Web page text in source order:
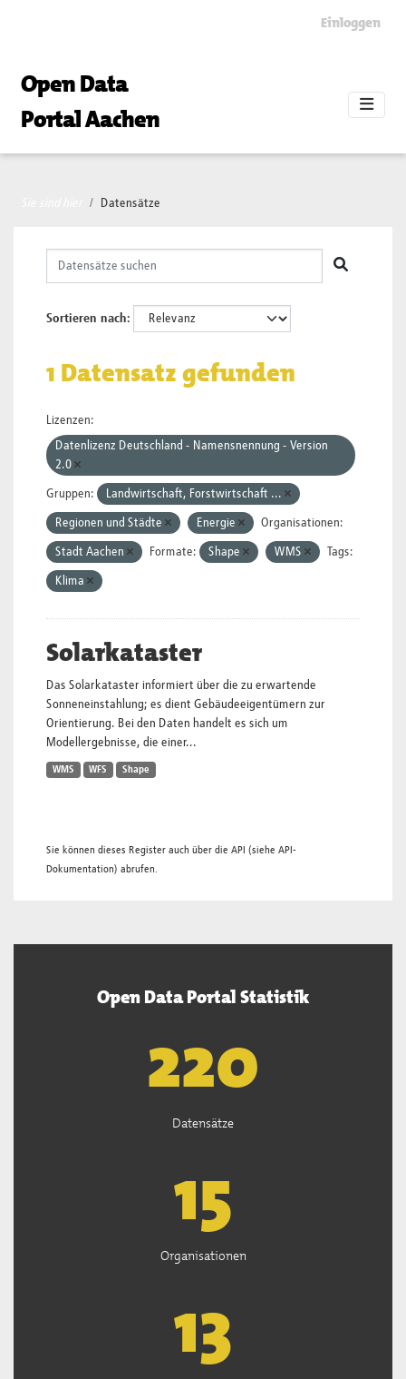
Einloggen
Open Data
Portal Aachen
Datensätze
Sortieren nach
1 Datensatz gefunden
Lizenzen:
Datenlizenz Deutschland - Namensnennung - Version
2.0
Gruppen: Landwirtschaft, Forstwirtschaft ...
Regionen und Städte Energie Organisationen:
Stadt Aachen Formate: Shape WMS Tags:
Klima
Solarkataster
Das Solarkataster informiert über die zu erwartende
Sonneneinstahlung; es dient Gebäudeeigentümern zur
Orientierung. Bei den Daten handelt es sich um
Modellergebnisse, die einer...
WMS WFS Shape
Sie können dieses Register auch über die API (siehe API-
Dokumentation) abrufen.
Open Data Portal Statistik
221
Datensätze
15
Organisationen
13